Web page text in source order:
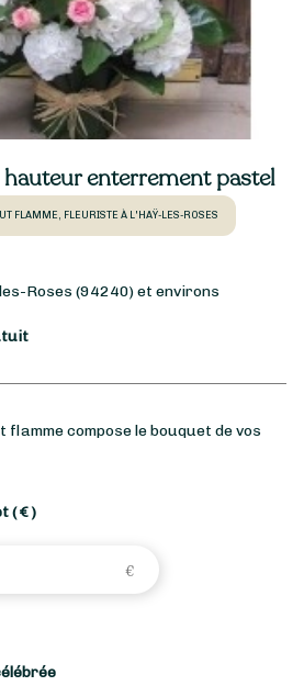
enterrement pastel
FLAMME, FLEURISTE À L'HAŸ-LES-ROSES
Roses (94240) et environs
flamme compose le bouquet de vos
( € )